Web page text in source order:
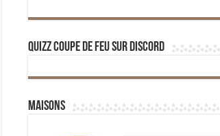
Quizz Coupe de Feu sur Discord
Maisons